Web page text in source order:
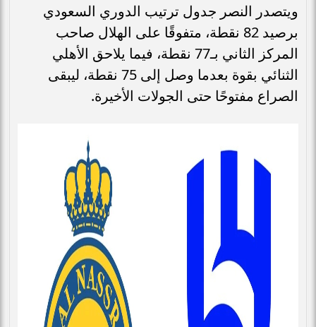
ويتصدر النصر جدول ترتيب الدوري السعودي
برصيد 82 نقطة، متفوقًا على الهلال صاحب
المركز الثاني بـ77 نقطة، فيما يلاحق الأهلي
الثنائي بقوة بعدما وصل إلى 75 نقطة، ليبقى
الصراع مفتوحًا حتى الجولات الأخيرة.